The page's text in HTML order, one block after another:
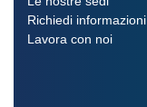
Richiedi informazioni
Lavora con noi